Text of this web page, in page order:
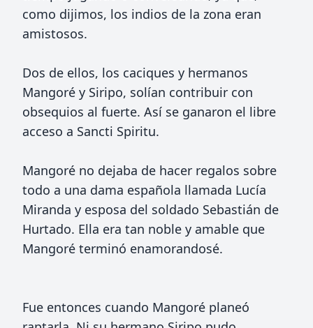
como dijimos, los indios de la zona eran
amistosos.
Dos de ellos, los caciques y hermanos
Mangoré y Siripo, solían contribuir con
obsequios al fuerte. Así se ganaron el libre
acceso a Sancti Spiritu.
Mangoré no dejaba de hacer regalos sobre
todo a una dama española llamada Lucía
Miranda y esposa del soldado Sebastián de
Hurtado. Ella era tan noble y amable que
Mangoré terminó enamorandosé.
Fue entonces cuando Mangoré planeó